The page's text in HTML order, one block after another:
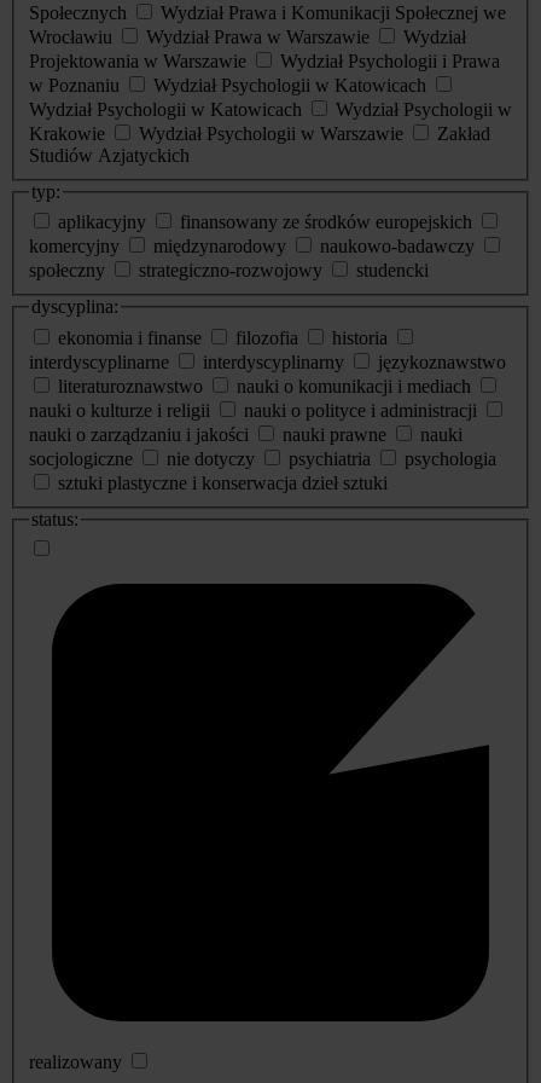
Społecznych
Wydział Prawa i Komunikacji Społecznej we
Wrocławiu
Wydział Prawa w Warszawie
Wydział
Projektowania w Warszawie
Wydział Psychologii i Prawa
w Poznaniu
Wydział Psychologii w Katowicach
Wydział Psychologii w Katowicach
Wydział Psychologii w
Krakowie
Wydział Psychologii w Warszawie
Zakład
Studiów Azjatyckich
typ:
aplikacyjny
finansowany ze środków europejskich
komercyjny
międzynarodowy
naukowo-badawczy
społeczny
strategiczno-rozwojowy
studencki
dyscyplina:
ekonomia i finanse
filozofia
historia
interdyscyplinarne
interdyscyplinarny
językoznawstwo
literaturoznawstwo
nauki o komunikacji i mediach
nauki o kulturze i religii
nauki o polityce i administracji
nauki o zarządzaniu i jakości
nauki prawne
nauki
socjologiczne
nie dotyczy psychiatria
psychologia
sztuki plastyczne i konserwacja dzieł sztuki
status:
realizowany